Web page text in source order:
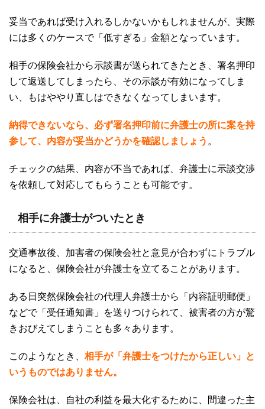
妥当であれば受け入れるしかないかもしれませんが、実際
には多くのケースで「低すぎる」金額となっています。
相手の保険会社から示談書が送られてきたとき、署名押印
して返送してしまったら、その示談が有効になってしま
い、もはややり直しはできなくなってしまいます。
納得できないなら、必ず署名押印前に弁護士の所に案を持
参して、内容が妥当かどうかを確認しましょう 。
チェックの結果、内容が不当であれば、弁護士に示談交渉
を依頼して対応してもらうことも可能です。
相手に弁護士がついたとき
交通事故後、加害者の保険会社と意見が合わずにトラブル
になると、保険会社が弁護士を立てることがあります。
ある日突然保険会社の代理人弁護士から「内容証明郵便」
などで「受任通知書」を送りつけられて、被害者の方が驚
きおびえてしまうことも多々あります。
このようなとき、 相手が「弁護士をつけたから正しい」と
いうものではありません。
保険会社は、自社の利益を最大化するために、間違った主